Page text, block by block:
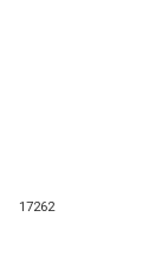
17262